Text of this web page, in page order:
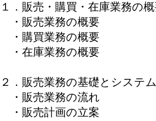
１．販売・購買・在庫業務の
・販売業務の概要
・購買業務の概要
・在庫業務の概要
２．販売業務の基礎とシステ
・販売業務の流れ
・販売計画の立案